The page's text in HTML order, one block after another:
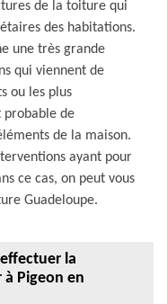
de la toiture qui
des habitations.
une très grande
qui viennent de
ou les plus
de
de la maison.
ayant pour
ce cas, on peut vous
Guadeloupe.
la
Pigeon en